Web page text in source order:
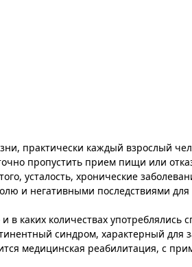
практически каждый взрослый
пропустить прием пищи или
усталость, хронические
и негативными последствиями для
в каких количествах
синдром, характерный
медицинская реабилитация, с